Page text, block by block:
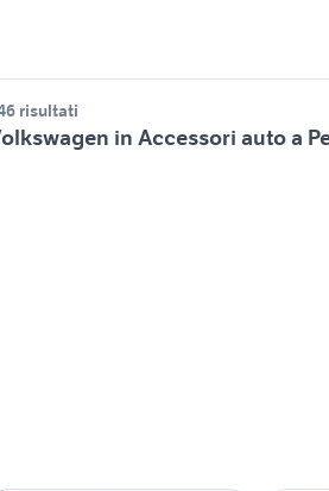
risultati
in Accessori auto a